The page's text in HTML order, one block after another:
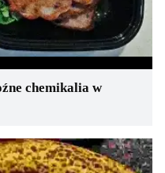
chemikalia w